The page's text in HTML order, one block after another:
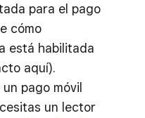
para el pago
cómo
está habilitada
aquí).
pago móvil
un lector